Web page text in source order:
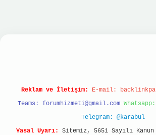
Reklam ve İletişim: E-mail:
Teams: forumhizmeti@gmail.com
Telegram: @karabul
Yasal Uyarı:
Sitemiz, 5651 Sayılı